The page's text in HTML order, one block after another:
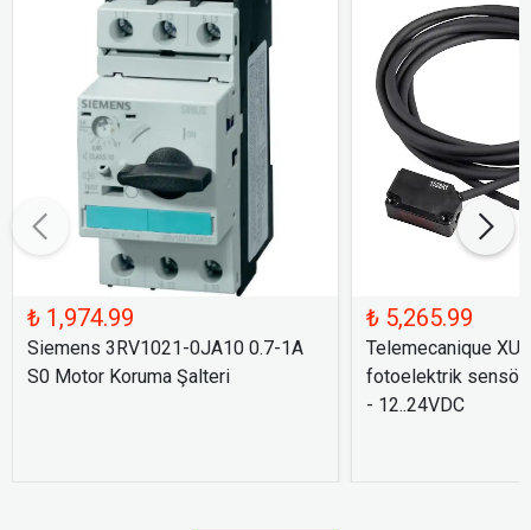
₺ 1,974.99
Siemens 3RV1021-0JA10 0.7-1A
S0 Motor Koruma Şalteri
₺ 5,265.99
Telemecanique
fotoelektrik sensör
- 12..24VDC